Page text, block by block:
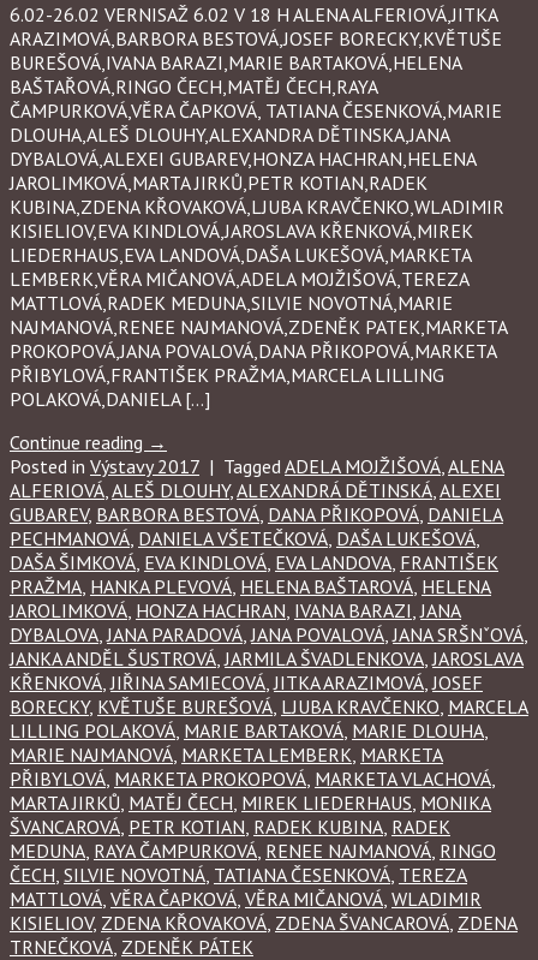
6.02-26.02 VERNISAŽ 6.02 V 18 H ALENA ALFERIOVÁ,JITKA
ARAZIMOVÁ,BARBORA BESTOVÁ,JOSEF BORECKY,KVĚTUŠE
BUREŠOVÁ,IVANA BARAZI,MARIE BARTAKOVÁ,HELENA
BAŠTAŘOVÁ,RINGO ČECH,MATĚJ ČECH,RAYA
ČAMPURKOVÁ,VĚRA ČAPKOVÁ, TATIANA ČESENKOVÁ,MARIE
DLOUHA,ALEŠ DLOUHY,ALEXANDRA DĚTINSKA,JANA
DYBALOVÁ,ALEXEI GUBAREV,HONZA HACHRAN,HELENA
JAROLIMKOVÁ,MARTA JIRKŮ,PETR KOTIAN,RADEK
KUBINA,ZDENA KŘOVAKOVÁ,LJUBA KRAVČENKO,WLADIMIR
KISIELIOV,EVA KINDLOVÁ,JAROSLAVA KŘENKOVÁ,MIREK
LIEDERHAUS,EVA LANDOVÁ,DAŠA LUKEŠOVÁ,MARKETA
LEMBERK,VĚRA MIČANOVÁ,ADELA MOJŽIŠOVÁ,TEREZA
MATTLOVÁ,RADEK MEDUNA,SILVIE NOVOTNÁ,MARIE
NAJMANOVÁ,RENEE NAJMANOVÁ,ZDENĚK PATEK,MARKETA
PROKOPOVÁ,JANA POVALOVÁ,DANA PŘIKOPOVÁ,MARKETA
PŘIBYLOVÁ,FRANTIŠEK PRAŽMA,MARCELA LILLING
POLAKOVÁ,DANIELA […]
Continue reading →
Posted in Výstavy 2017 | Tagged ADELA MOJŽIŠOVÁ ALENA
ALFERIOVÁ ALEŠ DLOUHY, ALEXANDRÁ DĚTINSKÁ ALEXEI
GUBAREV, BARBORA BESTOVÁ DANA PŘIKOPOVÁ DANIELA
PECHMANOVÁ DANIELA VŠETEČKOVÁ DAŠA LUKEŠOVÁ
DAŠA ŠIMKOVÁ EVA KINDLOVÁ EVA LANDOVA FRANTIŠEK
PRAŽMA HANKA PLEVOVÁ HELENA BAŠTAROVÁ HELENA
JAROLIMKOVÁ HONZA HACHRAN IVANA BARAZI JANA
DYBALOVA JANA PARADOVÁ JANA POVALOVÁ JANA SRŠNˇOVÁ
JANKA ANDĚL ŠUSTROVÁ JARMILA ŠVADLENKOVA JAROSLAVA
KŘENKOVÁ JIŘINA SAMIECOVÁ JITKA ARAZIMOVÁ JOSEF
BORECKY, KVĚTUŠE BUREŠOVÁ LJUBA KRAVČENKO MARCELA
LILLING POLAKOVÁ MARIE BARTAKOVÁ MARIE DLOUHA
MARIE NAJMANOVÁ MARKETA LEMBERK MARKETA
PŘIBYLOVÁ MARKETA PROKOPOVÁ MARKETA VLACHOVÁ
MARTA JIRKŮ MATĚJ ČECH MIREK LIEDERHAUS MONIKA
ŠVANCAROVÁ PETR KOTIAN RADEK KUBINA RADEK
MEDUNA RAYA ČAMPURKOVÁ RENEE NAJMANOVÁ RINGO
ČECH SILVIE NOVOTNÁ TATIANA ČESENKOVÁ TEREZA
MATTLOVÁ VĚRA ČAPKOVÁ VĚRA MIČANOVÁ WLADIMIR
KISIELIOV, ZDENA KŘOVAKOVÁ ZDENA ŠVANCAROVÁ ZDENA
TRNEČKOVÁ ZDENĚK PÁTEK